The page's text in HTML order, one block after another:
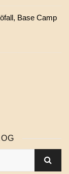
Base Camp